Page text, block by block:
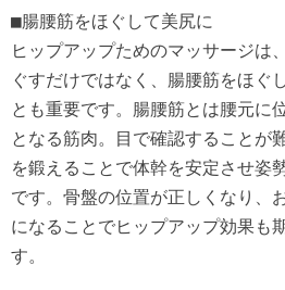
■腸腰筋をほぐして美尻に
ヒップアップためのマッサージは
ぐすだけではなく、腸腰筋をほぐ
とも重要です。腸腰筋とは腰元に
となる筋肉。目で確認することが
を鍛えることで体幹を安定させ姿
です。骨盤の位置が正しくなり、
になることでヒップアップ効果も
す。